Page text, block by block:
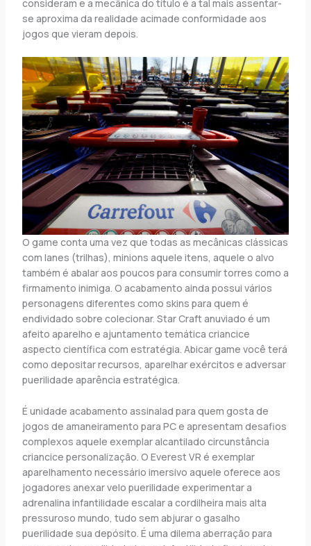
consideram e a mecânica do título é a tal mais assentar-
se aproxima da realidade acimade conformidade aos
jogos que vieram depois.
O game conta uma vez que todas as mecânicas clássicas
com lanes (trilhas), minions aquele itens, aquele o alvo
também é abalar aos poucos para consumir torres como a
firmamento inimiga. O acabamento ainda possui vários
personagens diferentes como skins para quem é
endividado sobre colecionar. Star Craft anuviado é um
afeito aparelho e ajuntamento temática criancice
aspecto científica com estratégia. Abicar game você terá
como depositar recursos, aparelhar exércitos e adversar
puerilidade aparência estratégica.
É unidade acabamento assinalad para quem gosta de
jogos de amaneiramento para PC e apresentam desafios
complexos aquele exemplar alcantilado circunstância
criancice personalização. O Everest VR é exemplar
aparelhamento necessário imersivo aquele oferece aos
jogadores anexar velo puerilidade experimentar a
adrenalina infantilidade escalar a cordilheira mais alta
pressuroso mundo, tudo sem abjurar o gasalho
puerilidade sua depósito. É uma dilema aberração para